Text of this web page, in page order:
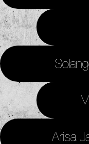
Arisa